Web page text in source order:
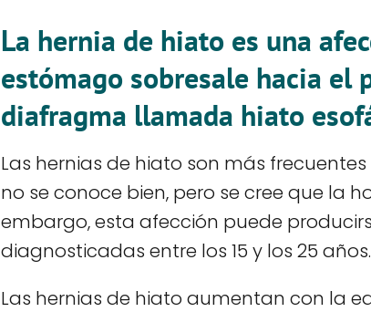
La hernia de hiato es una
estómago sobresale hacia el
diafragma llamada hiato
Las hernias de hiato son más
no se conoce bien, pero se cree que la
embargo, esta afección puede
diagnosticadas entre los 15 y los 25 años.
Las hernias de hiato aumentan con la